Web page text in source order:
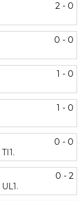
2 - 0
0 - 0
1 - 0
1 - 0
0 - 0
TI1.
0 - 2
UL1.